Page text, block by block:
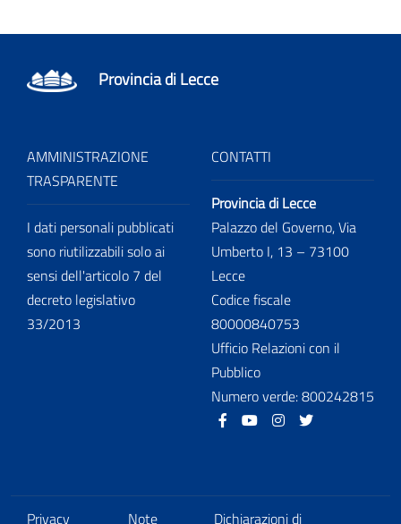
Provincia di Lecce
AMMINISTRAZIONE
TRASPARENTE
I dati personali pubblicati
sono riutilizzabili solo ai
sensi dell'articolo 7 del
decreto legislativo
33/2013
CONTATTI
Provincia di Lecce
Palazzo del Governo, Via
Umberto I, 13 – 73100
Lecce
Codice fiscale
80000840753
Ufficio Relazioni con il
Pubblico
Numero verde: 800242815
FacebookYoutubeInstagram
Privacy Note Dichiarazioni di